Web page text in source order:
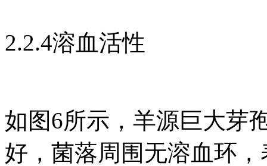
2.2.4溶血活性
如图6所示，羊源巨大芽
好，菌落周围无溶血环